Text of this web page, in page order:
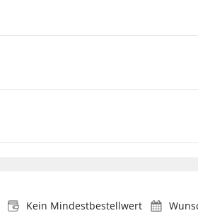
Kein Mindestbestellwert